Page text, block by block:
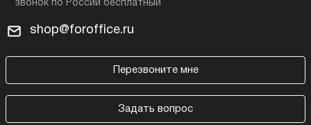
shop@foroffice.ru
Перезвоните мне
Задать вопрос